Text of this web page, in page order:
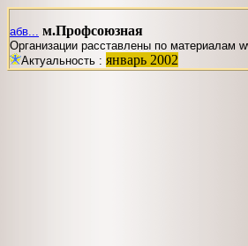
абв... м.Профсоюзная
Организации расставлены по материалам
Актуальность : январь 2002